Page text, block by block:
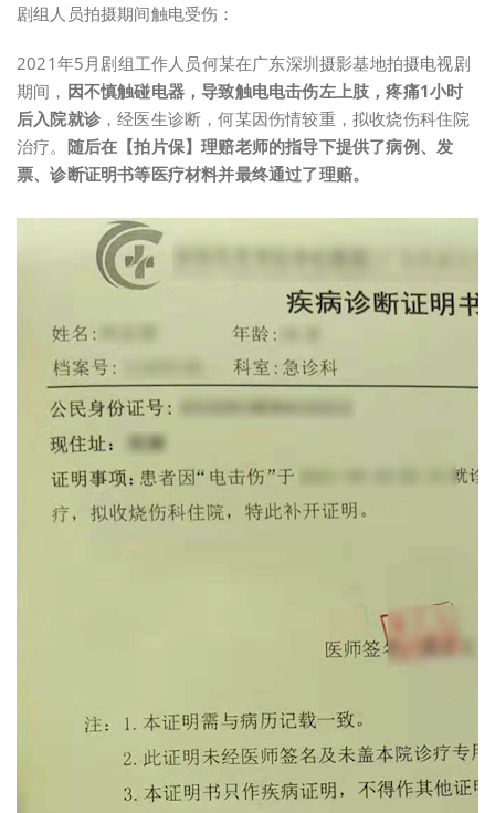
剧组人员拍摄期间触电受伤：
2021年5月剧组工作人员何某在广东深圳摄影基地拍摄电视剧
期间， 因不慎触碰电器，导致触电电击伤左上肢，疼痛1小时
后入院就诊 ，经医生诊断，何某因伤情较重，拟收烧伤科住院
治疗。 随后在【拍片保】理赔老师的指导下提供了病例、发
票、诊断证明书等医疗材料并最终通过了理赔。